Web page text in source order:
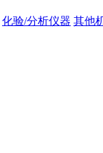
化验/分析仪器 其他